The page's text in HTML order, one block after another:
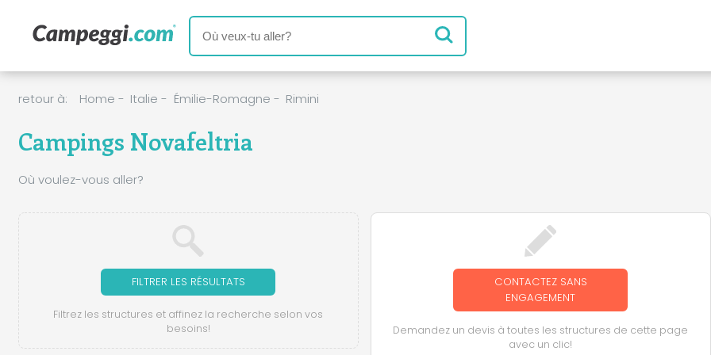
retour à: Home - Italie - Émilie-Romagne - Rimini
Campings Novafeltria
Où voulez-vous aller?
FILTRER LES RÉSULTATS
Filtrez les structures et affinez la recherche selon vos
besoins!
CONTACTEZ SANS
ENGAGEMENT
Demandez un devis à toutes les structures de cette page
avec un clic!